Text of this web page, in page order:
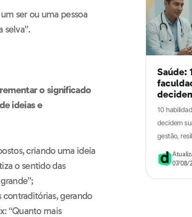
ser ou uma pessoa
selva”.
o significado
ideias e
criando uma ideia
o sentido das
contraditórias, gerando
“Quanto mais
Guia definitivo
Saúde:
10
decidem
gestão,
07/08/